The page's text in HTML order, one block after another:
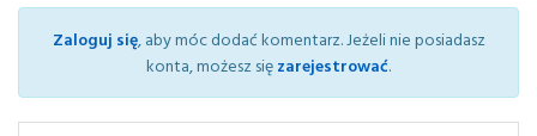
Zaloguj się, aby móc dodać komentarz. Jeżeli nie posiadasz
konta, możesz sięzarejestrować.